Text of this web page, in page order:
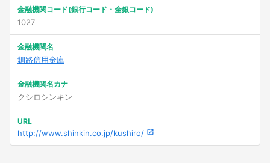
金融機関コード(銀行コード・全銀コード)
1027
金融機関名
釧路信用金庫
金融機関名カナ
クシロシンキン
URL
http://www.shinkin.co.jp/kushiro/